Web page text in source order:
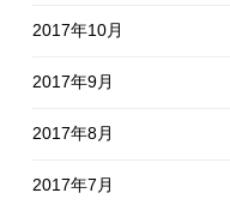
2017年10月
2017年9月
2017年8月
2017年7月